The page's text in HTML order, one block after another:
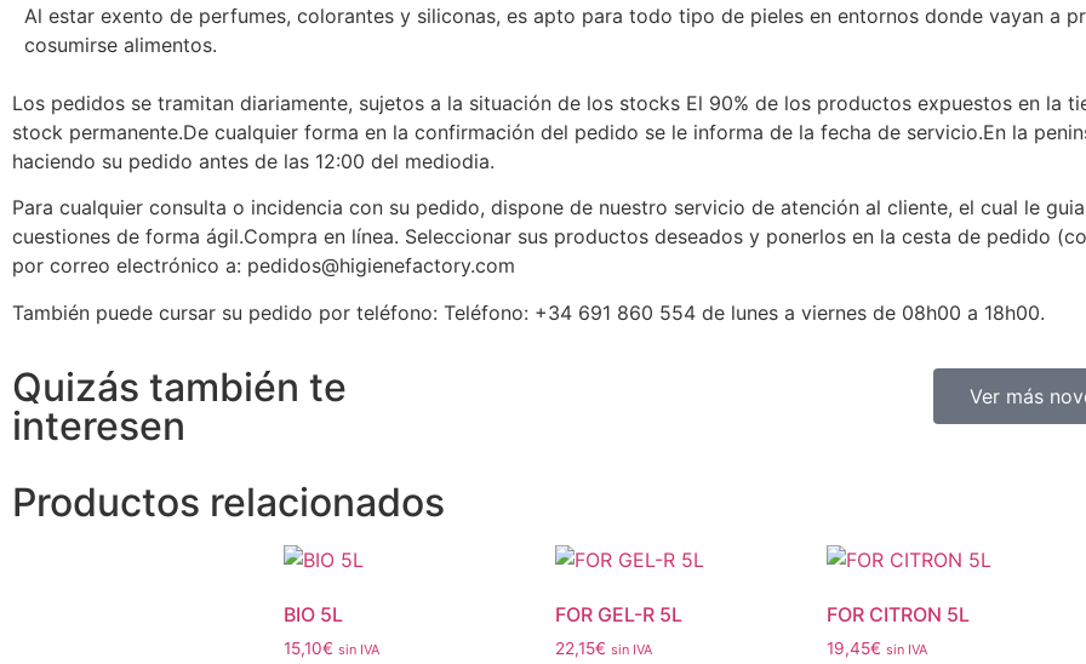
Al estar exento de perfumes, colorantes y siliconas, es apto para todo tipo de pieles en entornos donde vayan a
cosumirse alimentos.
Los pedidos se tramitan diariamente, sujetos a la situación de los stocks El 90% de los productos expuestos en la
stock permanente.De cualquier forma en la confirmación del pedido se le informa de la fecha de servicio.En la
haciendo su pedido antes de las 12:00 del mediodia.
Para cualquier consulta o incidencia con su pedido, dispone de nuestro servicio de atención al cliente, el cual le
cuestiones de forma ágil.Compra en línea. Seleccionar sus productos deseados y ponerlos en la cesta de pedido
por correo electrónico a: pedidos@higienefactory.com
También puede cursar su pedido por teléfono: Teléfono: +34 691 860 554 de lunes a viernes de 08h00 a 18h00.
Quizás también te
interesen
Ver más
Productos relacionados
BIO 5L
15,10€ sin IVA
FOR GEL-R 5L
22,15€ sin IVA
FOR CITRON 5L
19,45€ sin IVA